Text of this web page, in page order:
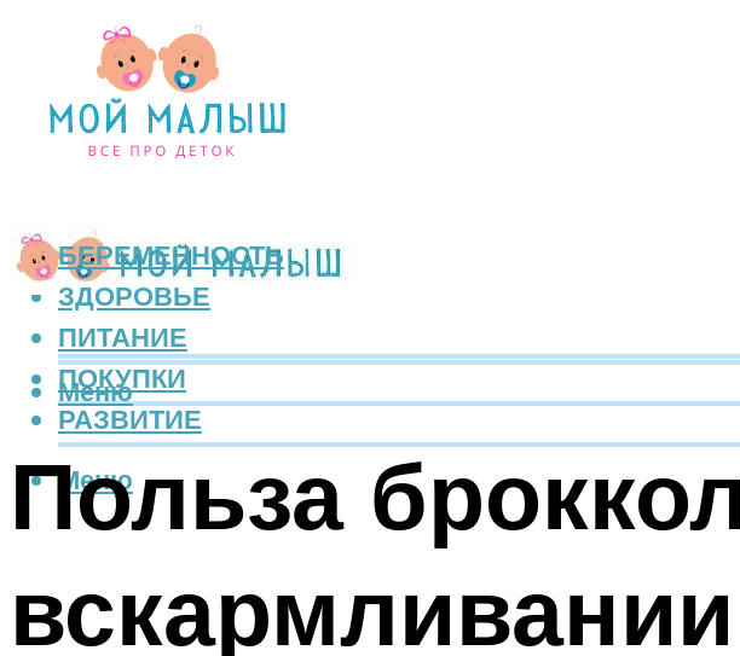
БЕРЕМЕННОСТЬ
ЗДОРОВЬЕ
ПИТАНИЕ
ПОКУПКИ
РАЗВИТИЕ
Меню
Меню
Польза